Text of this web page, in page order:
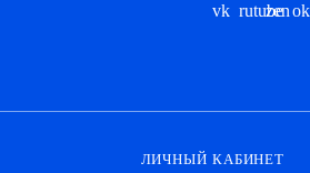
ЛИЧНЫЙ КАБИНЕТ